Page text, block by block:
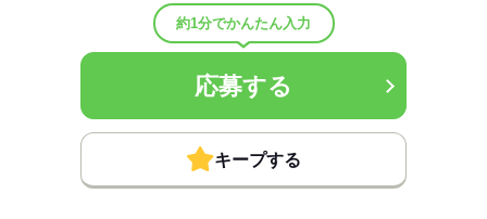
約1分でかんたん入力
応募する
キープする